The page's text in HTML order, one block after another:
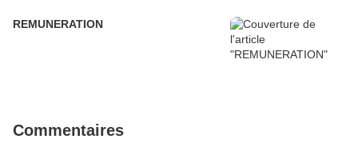
REMUNERATION
Commentaires